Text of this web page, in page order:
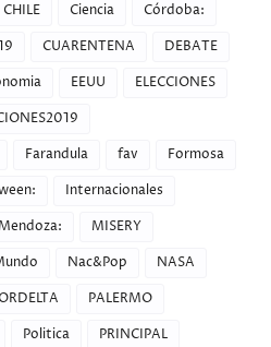
CHILE Ciencia
Córdoba:
CUARENTENA
DEBATE
EEUU
ELECCIONES
Farandula fav
Formosa
Internacionales
Mendoza:
MISERY
Nac&Pop
NASA
PALERMO
Politica PRINCIPAL